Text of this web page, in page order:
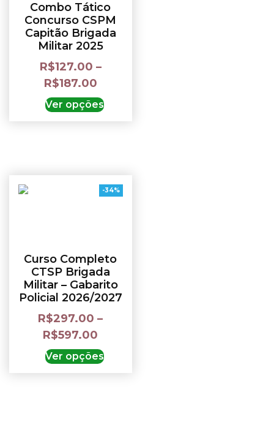
Combo Tático
Concurso CSPM
Capitão Brigada
Militar 2025
R$127.00 –
R$187.00
Ver opções
-34%
Curso Completo
CTSP Brigada
Militar – Gabarito
Policial 2026/2027
R$297.00 –
R$597.00
Ver opções